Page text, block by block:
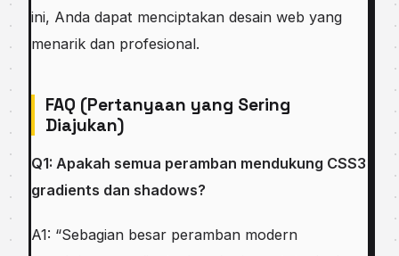
ini, Anda dapat menciptakan desain web yang
menarik dan profesional.
FAQ (Pertanyaan yang Sering
Diajukan)
Q1: Apakah semua peramban mendukung CSS3
gradients dan shadows?
A1: “Sebagian besar peramban modern